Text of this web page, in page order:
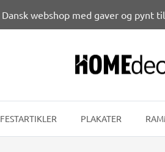
Dansk webshop med gaver og pynt
FESTARTIKLER PLAKATER